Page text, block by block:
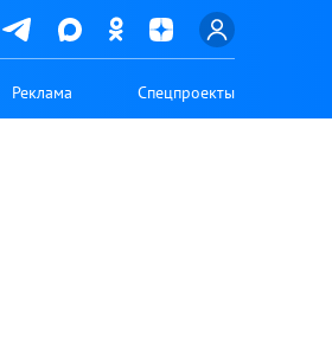
Реклама Спецпроекты